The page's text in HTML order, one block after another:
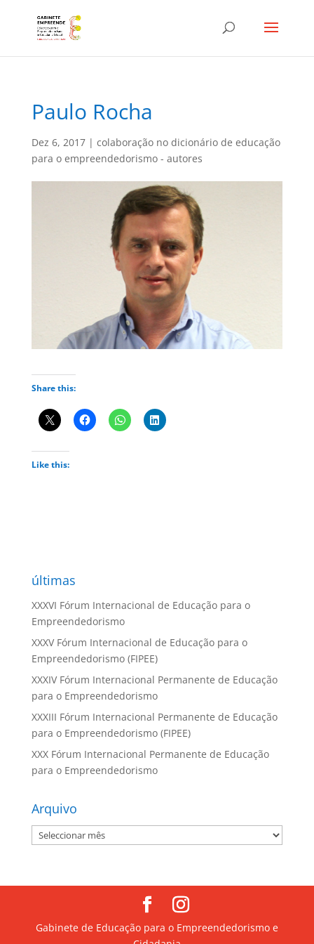
Paulo Rocha
Dez 6, 2017| colaboração no dicionário de educação
para o empreendedorismo - autores
Share this:
Like this:
últimas
XXXVI Fórum Internacional de Educação para o
Empreendedorismo
XXXV Fórum Internacional de Educação para o
Empreendedorismo (FIPEE)
XXXIV Fórum Internacional Permanente de Educação
para o Empreendedorismo
XXXIII Fórum Internacional Permanente de Educação
para o Empreendedorismo (FIPEE)
XXX Fórum Internacional Permanente de Educação
para o Empreendedorismo
Arquivo
Arquivo
Gabinete de Educação para o Empreendedorismo e